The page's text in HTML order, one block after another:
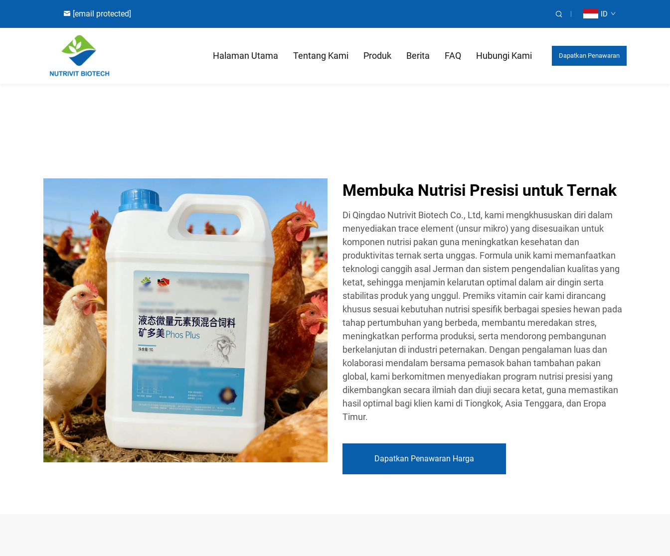
[email protected] ID
Halaman Utama Tentang Kami Produk Berita FAQ Hubungi Kami Dapatkan Penawaran
Membuka Nutrisi Presisi untuk Ternak
Di Qingdao Nutrivit Biotech Co., Ltd, kami mengkhususkan diri dalam
menyediakan trace element (unsur mikro) yang disesuaikan untuk
komponen nutrisi pakan guna meningkatkan kesehatan dan
produktivitas ternak serta unggas. Formula unik kami memanfaatkan
teknologi canggih asal Jerman dan sistem pengendalian kualitas yang
ketat, sehingga menjamin kelarutan optimal dalam air dingin serta
stabilitas produk yang unggul. Premiks vitamin cair kami dirancang
khusus sesuai kebutuhan nutrisi spesifik berbagai spesies hewan pada
tahap pertumbuhan yang berbeda, membantu meredakan stres,
meningkatkan performa produksi, serta mendorong pembangunan
berkelanjutan di industri peternakan. Dengan pengalaman luas dan
kolaborasi mendalam bersama pemasok bahan tambahan pakan
global, kami berkomitmen menyediakan program nutrisi presisi yang
dikembangkan secara ilmiah dan diuji secara ketat, guna memastikan
hasil optimal bagi klien kami di Tiongkok, Asia Tenggara, dan Eropa
Timur.
Dapatkan Penawaran Harga